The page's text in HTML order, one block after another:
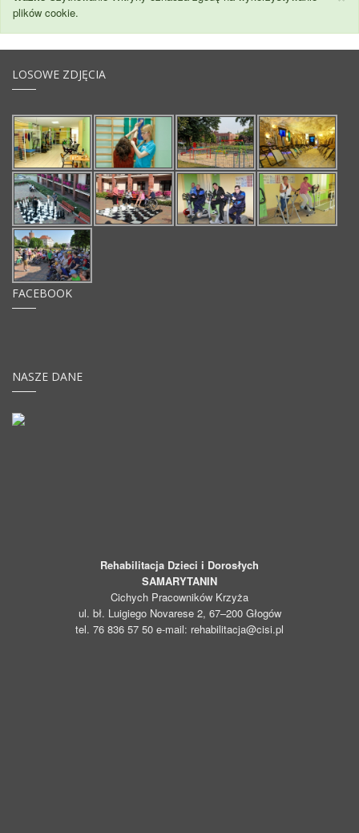
plików cookie.
LOSOWE ZDJĘCIA
FACEBOOK
NASZE DANE
Rehabilitacja Dzieci i Dorosłych
SAMARYTANIN
Cichych Pracowników Krzyża
ul. bł. Luigiego Novarese 2, 67–200 Głogów
tel. 76 836 57 50 e-mail: rehabilitacja@cisi.pl